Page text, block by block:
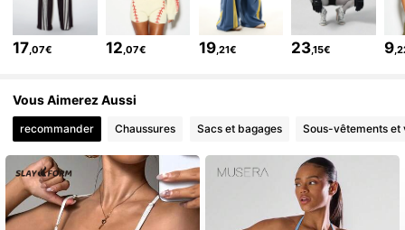
867K Suiveurs
4,81 867K Suiveurs
4,81 867K Suiveurs
17,07€ 12,07€ 19,21€ 23,15€ 9
Vous Aimerez Aussi
recommander Chaussures Sacs et bagages Sous-vêtements et